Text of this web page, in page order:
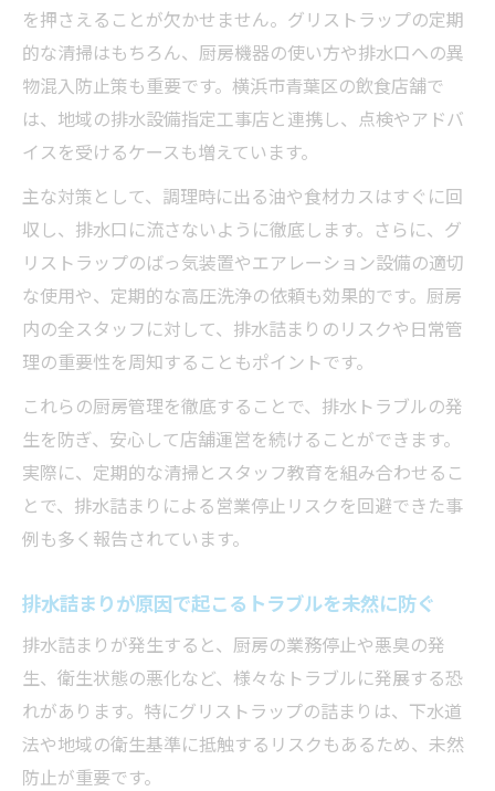
を押さえることが欠かせません。グリストラップの定期
的な清掃はもちろん、厨房機器の使い方や排水口への異
物混入防止策も重要です。横浜市青葉区の飲食店舗で
は、地域の排水設備指定工事店と連携し、点検やアドバ
イスを受けるケースも増えています。
主な対策として、調理時に出る油や食材カスはすぐに回
収し、排水口に流さないように徹底します。さらに、グ
リストラップのばっ気装置やエアレーション設備の適切
な使用や、定期的な高圧洗浄の依頼も効果的です。厨房
内の全スタッフに対して、排水詰まりのリスクや日常管
理の重要性を周知することもポイントです。
これらの厨房管理を徹底することで、排水トラブルの発
生を防ぎ、安心して店舗運営を続けることができます。
実際に、定期的な清掃とスタッフ教育を組み合わせるこ
とで、排水詰まりによる営業停止リスクを回避できた事
例も多く報告されています。
排水詰まりが原因で起こるトラブルを未然に防ぐ
排水詰まりが発生すると、厨房の業務停止や悪臭の発
生、衛生状態の悪化など、様々なトラブルに発展する恐
れがあります。特にグリストラップの詰まりは、下水道
法や地域の衛生基準に抵触するリスクもあるため、未然
防止が重要です。